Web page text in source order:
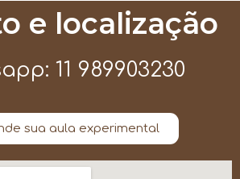
e localização
11 989903230
sua aula experimental